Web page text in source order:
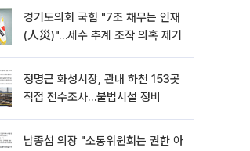
경기도의회 국힘 "7조 채무는 인재
(人災)"…세수 추계 조작 의혹 제기
정명근 화성시장, 관내 하천 153곳
직접 전수조사…불법시설 정비
남종섭 의장 "소통위원회는 권한 아